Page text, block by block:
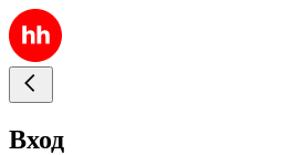
Вход